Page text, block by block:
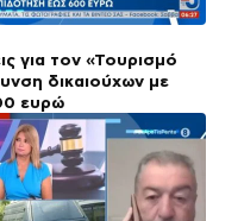
για τον «Τουρισμό
δικαιούχων με
ευρώ